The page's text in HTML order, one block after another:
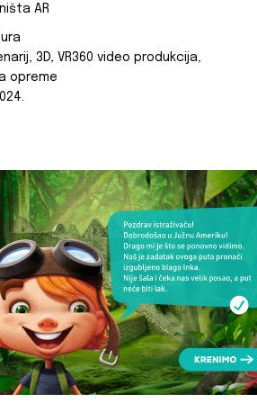
AR
3D, VR360 video produkcija,
opreme